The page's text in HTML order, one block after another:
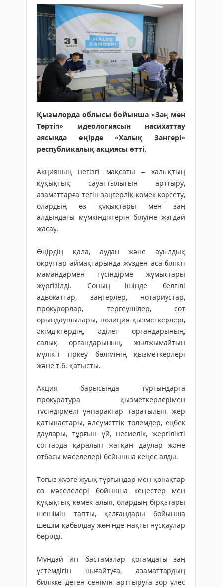
Қызылорда облысы бойынша «Заң мен
Тәртіп» идеологиясын насихаттау
аясында өңірде «Халық Заңгері»
республикалық акциясы өтті.
Акцияның негізгі мақсаты – халықтың
құқықтық сауаттылығын арттыру,
азаматтарға тегін заңгерлік көмек көрсету,
олардың өз құқықтары мен заң
алдындағы мүмкіндіктерін білуіне жағдай
жасау.
Өңірдің қала, аудан және ауылдық
округтар аймақтарында жүзден аса білікті
мамандармен түсіндірме жұмыстары
жүргізілді. Соның ішінде белгілі
адвокаттар, заңгерлер, нотариустар,
прокурорлар, тергеушілер, сот
орындаушылары, полиция қызметкерлері,
әкімдіктердің, әділет органдарының,
салық органдарының, жылжымайтын
мүлікті тіркеу бөлімінің қызметкерлері
және т.б. қатысты.
Акция барысында тұрғындарға
прокуратура қызметкерлерімен
түсіндірмелі үнпарақтар таратылып, жер
қатынастары, әлеуметтік төлемдер, еңбек
даулары, тұрғын үй, несиелік, жергілікті
соттарда қаралып жатқан даулар және
отбасы мәселелері бойынша кеңес алды.
Тоғыз жүзге жуық тұрғындар мен қонақтар
өз мәселелері бойынша кеңестер мен
құқықтық көмек алып, олардың бірқатары
шешімін тапты, қалғандары бойынша
шешім қабылдау жөнінде нақты нұсқаулар
берілді.
Мұндай игі бастамалар қоғамдағы заң
үстемдігін нығайтуға, азаматтардың
билікке деген сенімін арттыруға зор үлес